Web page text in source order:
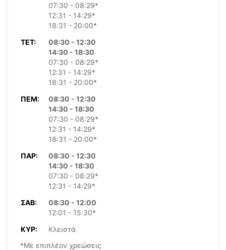
07:30 - 08:29*
12:31 - 14:29*
18:31 - 20:00*
ΤΕΤ:
08:30 - 12:30
14:30 - 18:30
07:30 - 08:29*
12:31 - 14:29*
18:31 - 20:00*
ΠΈΜ:
08:30 - 12:30
14:30 - 18:30
07:30 - 08:29*
12:31 - 14:29*
18:31 - 20:00*
ΠΑΡ:
08:30 - 12:30
14:30 - 18:30
07:30 - 08:29*
12:31 - 14:29*
ΣΆΒ:
08:30 - 12:00
12:01 - 15:30*
ΚΥΡ:
Κλειστά
*Με επιπλέον χρεώσεις